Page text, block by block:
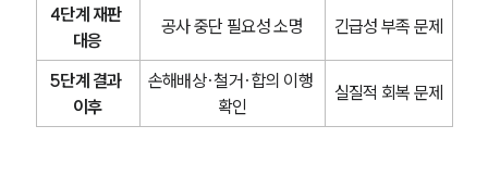
4단계 재판
대응
공사 중단 필요성 소명 긴급성 부족 문제
5단계 결과
이후
손해배상·철거·합의 이행
확인
실질적 회복 문제